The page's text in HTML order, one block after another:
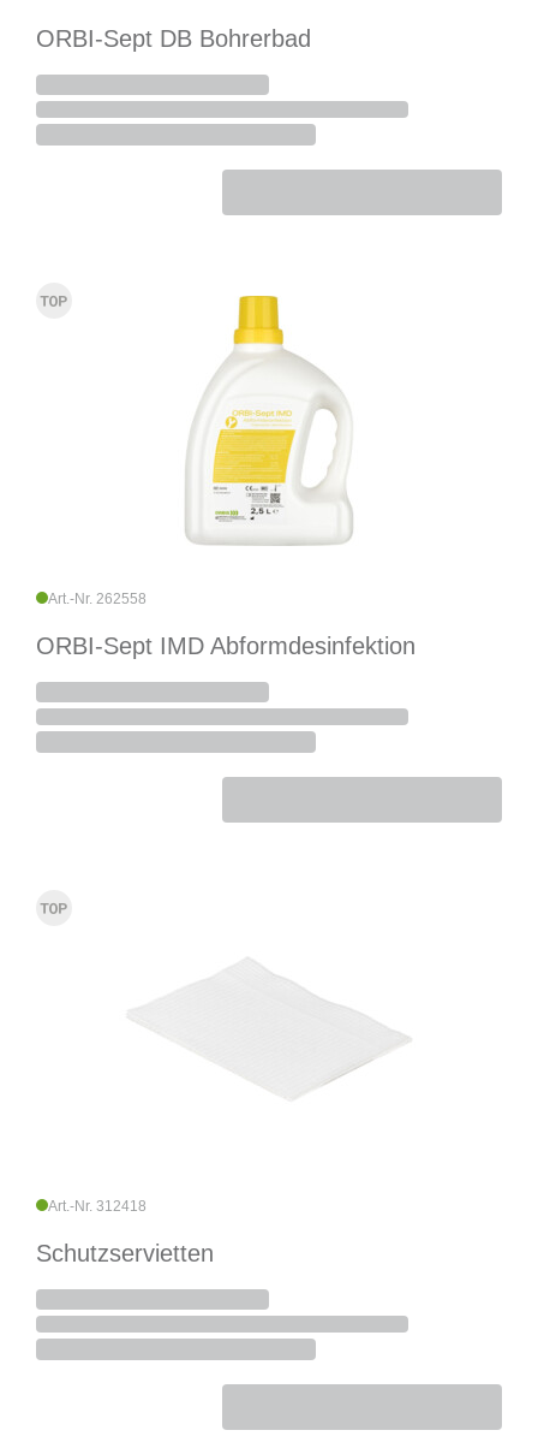
ORBI-Sept DB Bohrerbad
Art.-Nr. 262558
ORBI-Sept IMD Abformdesinfektion
Art.-Nr. 312418
Schutzservietten